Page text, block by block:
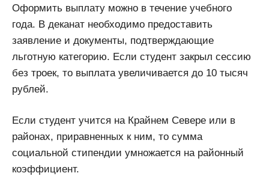
Оформить выплату можно в течение учебного
года. В деканат необходимо предоставить
заявление и документы, подтверждающие
льготную категорию. Если студент закрыл сессию
без троек, то выплата увеличивается до 10 тысяч
рублей.
Если студент учится на Крайнем Севере или в
районах, приравненных к ним, то сумма
социальной стипендии умножается на районный
коэффициент.